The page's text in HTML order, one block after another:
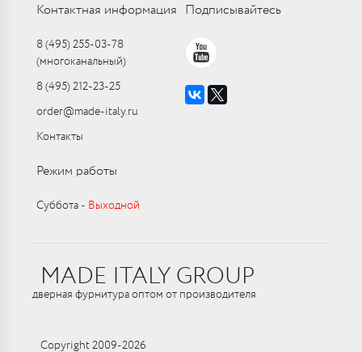
Контактная информация
8 (495) 255-03-78
(многоканальный)
8 (495) 212-23-25
order@made-italy.ru
Контакты
Подписывайтесь
Режим работы
Суббота ‑ Выходной
MADE ITALY GROUP
дверная фурнитура оптом от производителя
Copyright 2009-2026